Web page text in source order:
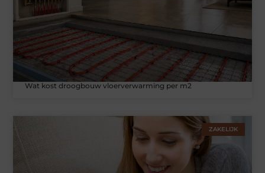
Wat kost droogbouw vloerverwarming per m2
ZAKELIJK